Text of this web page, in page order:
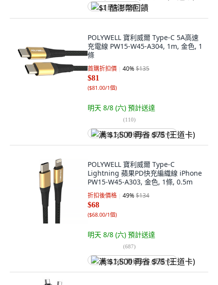
$1 酷澎幣回饋
POLYWELL 寶利威爾 Type-C 5A高速
充電線 PW15-W45-A304, 1m, 金色, 1
條
首購折扣價 40%$135
$81
($81.00/1個)
明天 8/8 (六) 預計送達
(110)
满 $1,500 再省 $75 (王道卡)
POLYWELL 寶利威爾 Type-C
Lightning 蘋果PD快充編織線 iPhone
PW15-W45-A303, 金色, 1條, 0.5m
折扣後價格 49%$134
$68
($68.00/1個)
明天 8/8 (六) 預計送達
(687)
满 $1,500 再省 $75 (王道卡)